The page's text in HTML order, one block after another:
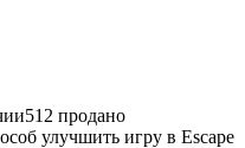
512 продано
улучшить игру в Escape